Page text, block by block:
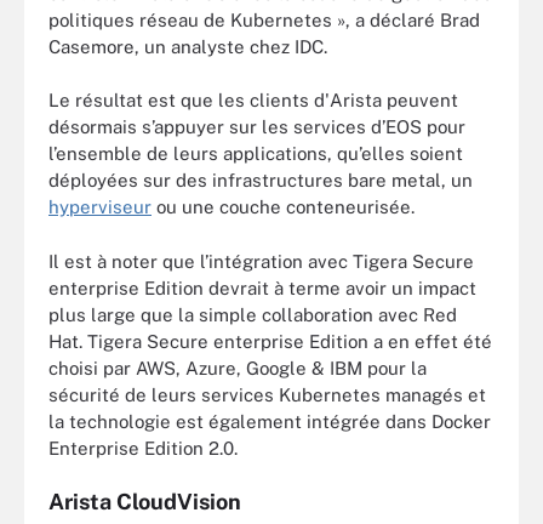
politiques réseau de Kubernetes », a déclaré Brad
Casemore, un analyste chez IDC.
Le résultat est que les clients d'Arista peuvent
désormais s’appuyer sur les services d’EOS pour
l’ensemble de leurs applications, qu’elles soient
déployées sur des infrastructures bare metal, un
hyperviseur ou une couche conteneurisée.
Il est à noter que l’intégration avec Tigera Secure
enterprise Edition devrait à terme avoir un impact
plus large que la simple collaboration avec Red
Hat. Tigera Secure enterprise Edition a en effet été
choisi par AWS, Azure, Google & IBM pour la
sécurité de leurs services Kubernetes managés et
la technologie est également intégrée dans Docker
Enterprise Edition 2.0.
Arista CloudVision